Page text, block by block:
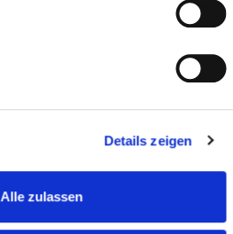
Details zeigen
Alle zulassen